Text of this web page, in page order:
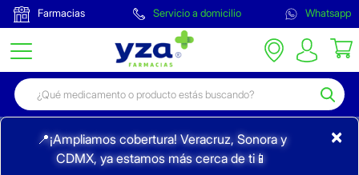
Farmacias Servicio a domicilio Whatsapp
📍¡Ampliamos cobertura! Veracruz, Sonora y
CDMX, ya estamos más cerca de ti📱
×